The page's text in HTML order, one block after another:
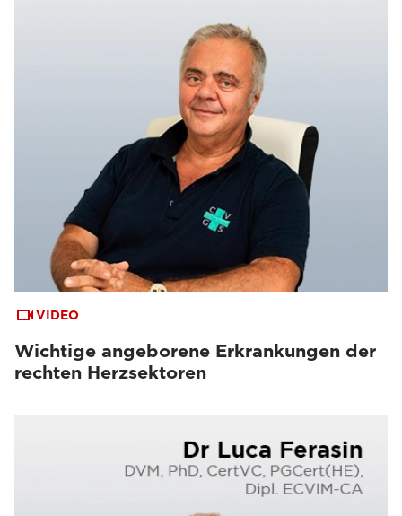
VIDEO
Wichtige angeborene Erkrankungen der
rechten Herzsektoren